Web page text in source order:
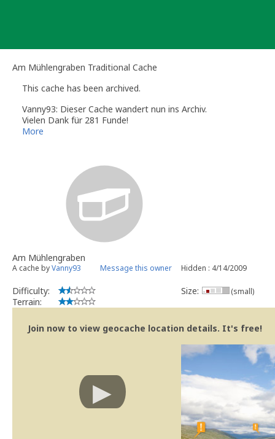
Am Mühlengraben Traditional Cache
This cache has been archived.
Vanny93: Dieser Cache wandert nun ins Archiv.
Vielen Dank für 281 Funde!
More
Am Mühlengraben
A cache byVanny93 Message this owner Hidden : 4/14/2009
Difficulty:
Terrain:
Size: (small)
Join now to view geocache location details. It's free!